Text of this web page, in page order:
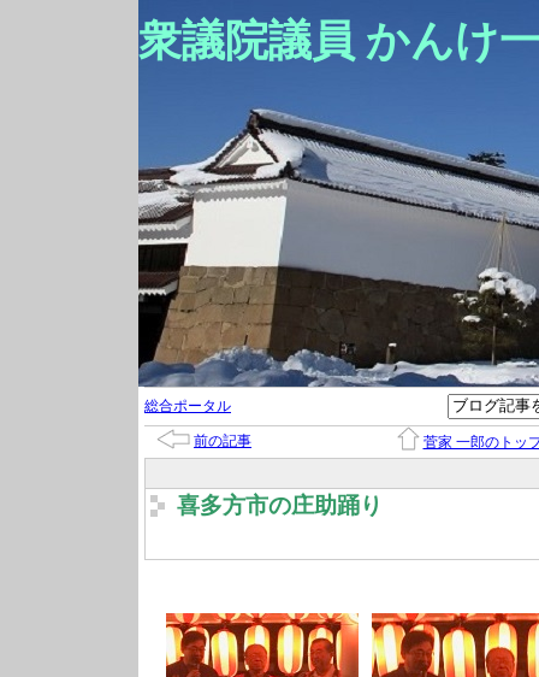
衆議院議員 かんけ
総合ポータル
前の記事 菅家 一郎のトッ
喜多方市の庄助踊り